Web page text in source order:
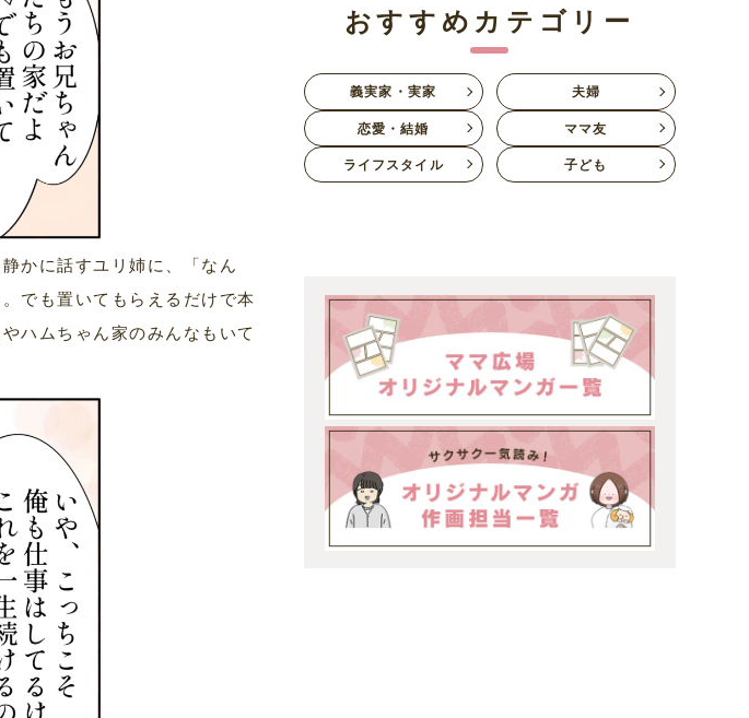
かに話すユリ姉に、「なん
でも置いてもらえるだけで本
ハムちゃん家のみんなもいて
おすすめカテゴリー
義実家・実家
夫婦
恋愛・結婚
ママ友
ライフスタイル
子ども